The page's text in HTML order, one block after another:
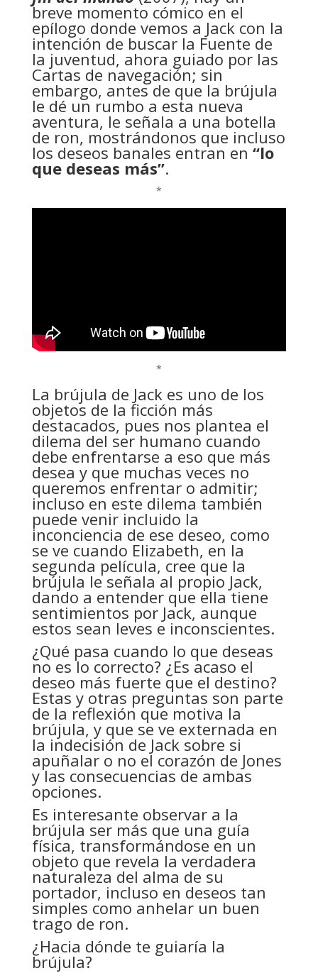
breve momento cómico en el
epílogo donde vemos a Jack con la
intención de buscar la Fuente de
la juventud, ahora guiado por las
Cartas de navegación; sin
embargo, antes de que la brújula
le dé un rumbo a esta nueva
aventura, le señala a una botella
de ron, mostrándonos que incluso
los deseos banales entran en “lo
que deseas más”.
*
*
La brújula de Jack es uno de los
objetos de la ficción más
destacados, pues nos plantea el
dilema del ser humano cuando
debe enfrentarse a eso que más
desea y que muchas veces no
queremos enfrentar o admitir;
incluso en este dilema también
puede venir incluido la
inconciencia de ese deseo, como
se ve cuando Elizabeth, en la
segunda película, cree que la
brújula le señala al propio Jack,
dando a entender que ella tiene
sentimientos por Jack, aunque
estos sean leves e inconscientes.
¿Qué pasa cuando lo que deseas
no es lo correcto? ¿Es acaso el
deseo más fuerte que el destino?
Estas y otras preguntas son parte
de la reflexión que motiva la
brújula, y que se ve externada en
la indecisión de Jack sobre si
apuñalar o no el corazón de Jones
y las consecuencias de ambas
opciones.
Es interesante observar a la
brújula ser más que una guía
física, transformándose en un
objeto que revela la verdadera
naturaleza del alma de su
portador, incluso en deseos tan
simples como anhelar un buen
trago de ron.
¿Hacia dónde te guiaría la
brújula?